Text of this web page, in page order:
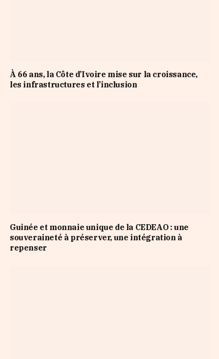
À 66 ans, la Côte d’Ivoire mise sur la croissance,
les infrastructures et l’inclusion
Guinée et monnaie unique de la CEDEAO : une
souveraineté à préserver, une intégration à
repenser